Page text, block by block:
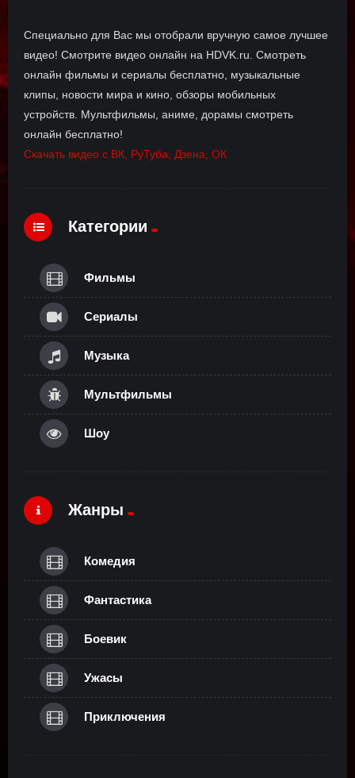
Специально для Вас мы отобрали вручную самое лучшее
видео! Смотрите видео онлайн на HDVK.ru. Смотреть
онлайн фильмы и сериалы бесплатно, музыкальные
клипы, новости мира и кино, обзоры мобильных
устройств. Мультфильмы, аниме, дорамы смотреть
онлайн бесплатно!
Скачать видео с ВК, РуТуба, Дзена, ОК
Категории
Фильмы
Сериалы
Музыка
Мультфильмы
Шоу
Жанры
Комедия
Фантастика
Боевик
Ужасы
Приключения